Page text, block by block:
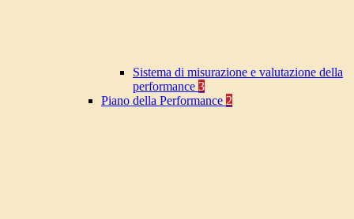
Sistema di misurazione e valutazione della
performance 3
Piano della Performance 2